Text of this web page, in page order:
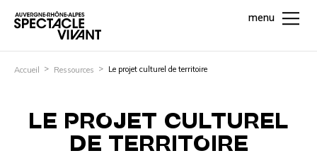
menu
Accueil Ressources Le projet culturel de territoire
LE PROJET CULTUREL
DE TERRITOIRE